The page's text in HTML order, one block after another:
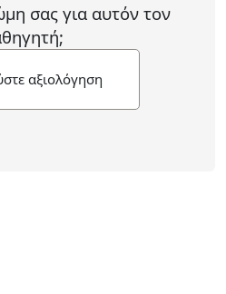
σας για αυτόν τον
αξιολόγηση